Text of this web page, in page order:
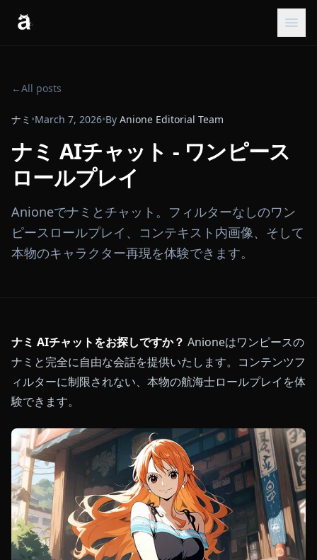
←All posts
ナミ •March 7, 2026•By Anione Editorial Team
ナミ AIチャット - ワンピース
ロールプレイ
Anioneでナミとチャット。フィルターなしのワン
ピースロールプレイ、コンテキスト内画像、そして
本物のキャラクター再現を体験できます。
ナミ AIチャットをお探しですか？ Anioneはワンピースの
ナミと完全に自由な会話を提供いたします。コンテンツフ
ィルターに制限されない、本物の航海士ロールプレイを体
験できます。